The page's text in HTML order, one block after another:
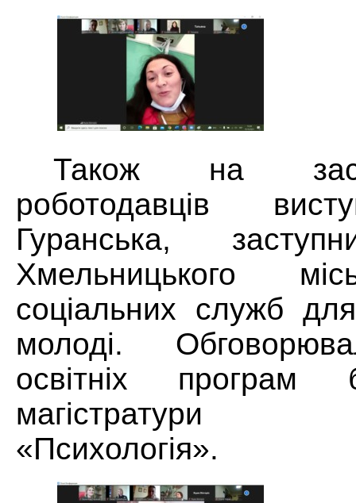
Також на
роботодавців
Гуранська,
Хмельницького
соціальних служб
молоді.
освітніх програм
магістратури
«Психологія».